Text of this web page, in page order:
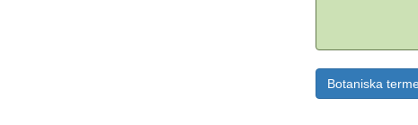
Botaniska